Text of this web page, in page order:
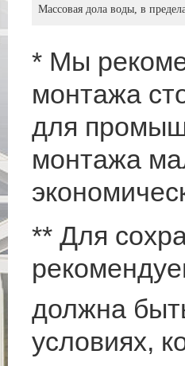
Массовая дола воды, в
* Мы
монтажа
для
монтажа
** Для
должна
условиях,